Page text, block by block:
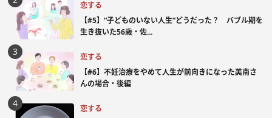
恋する
【#5】“子どものいない人生”どうだった？ バブル期を
生き抜いた56歳・佐...
恋する
【#6】不妊治療をやめて人生が前向きになった美南さ
んの場合・後編
恋する